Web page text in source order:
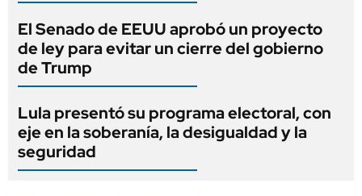
El Senado de EEUU aprobó un proyecto
de ley para evitar un cierre del gobierno
de Trump
Lula presentó su programa electoral, con
eje en la soberanía, la desigualdad y la
seguridad